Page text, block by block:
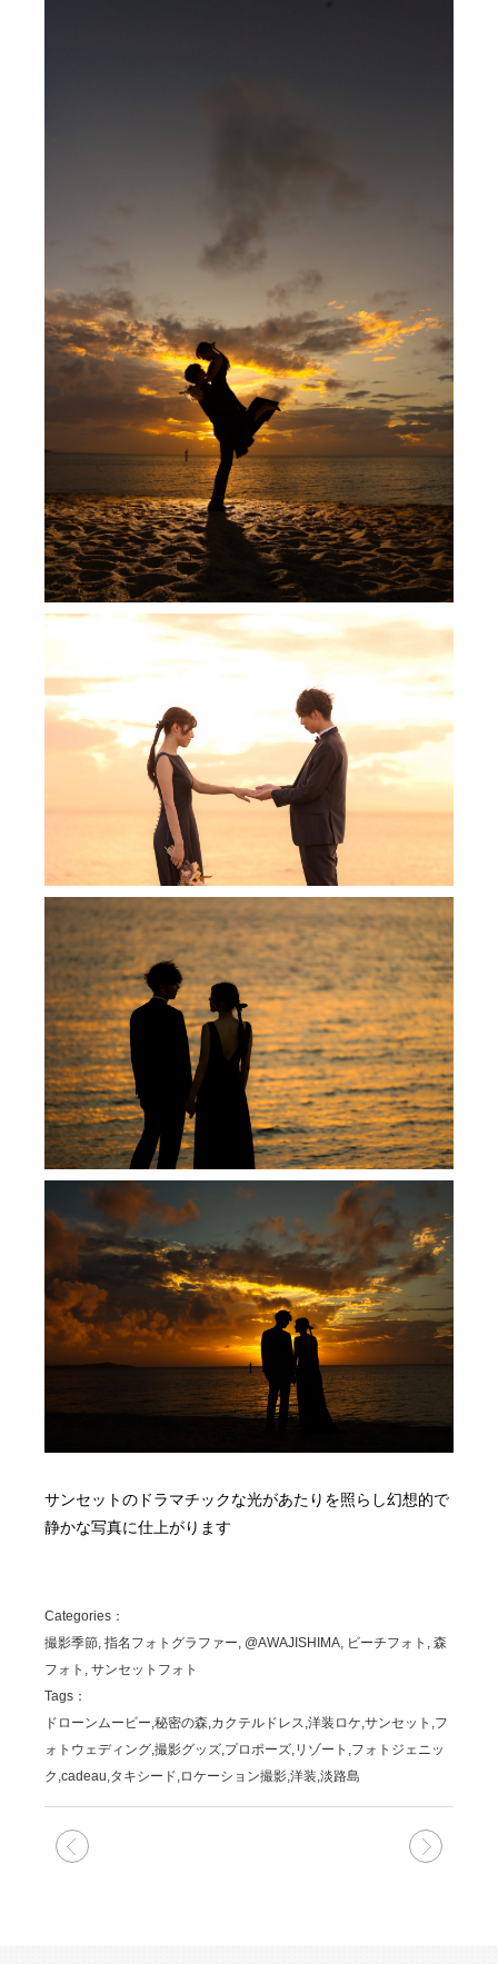
サンセットのドラマチックな光があたりを照らし幻想的で
静かな写真に仕上がります
Categories：
撮影季節, 指名フォトグラファー, @AWAJISHIMA, ビーチフォト, 森
フォト, サンセットフォト
Tags：
ドローンムービー,秘密の森,カクテルドレス,洋装ロケ,サンセット,フ
ォトウェディング,撮影グッズ,プロポーズ,リゾート,フォトジェニッ
ク,cadeau,タキシード,ロケーション撮影,洋装,淡路島
前の記